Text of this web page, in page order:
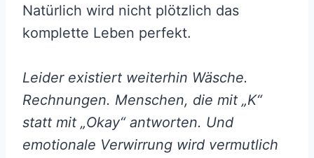
Natürlich wird nicht plötzlich das
komplette Leben perfekt.
Leider existiert weiterhin Wäsche.
Rechnungen. Menschen, die mit „K“
statt mit „Okay“ antworten. Und
emotionale Verwirrung wird vermutlich